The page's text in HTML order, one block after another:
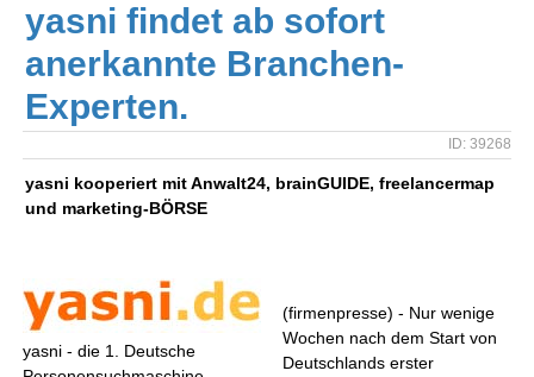
yasni findet ab sofort
anerkannte Branchen-
Experten.
ID: 39268
yasni kooperiert mit Anwalt24, brainGUIDE, freelancermap
und marketing-BÖRSE
yasni - die 1. Deutsche
(firmenpresse) - Nur wenige
Wochen nach dem Start von
Deutschlands erster